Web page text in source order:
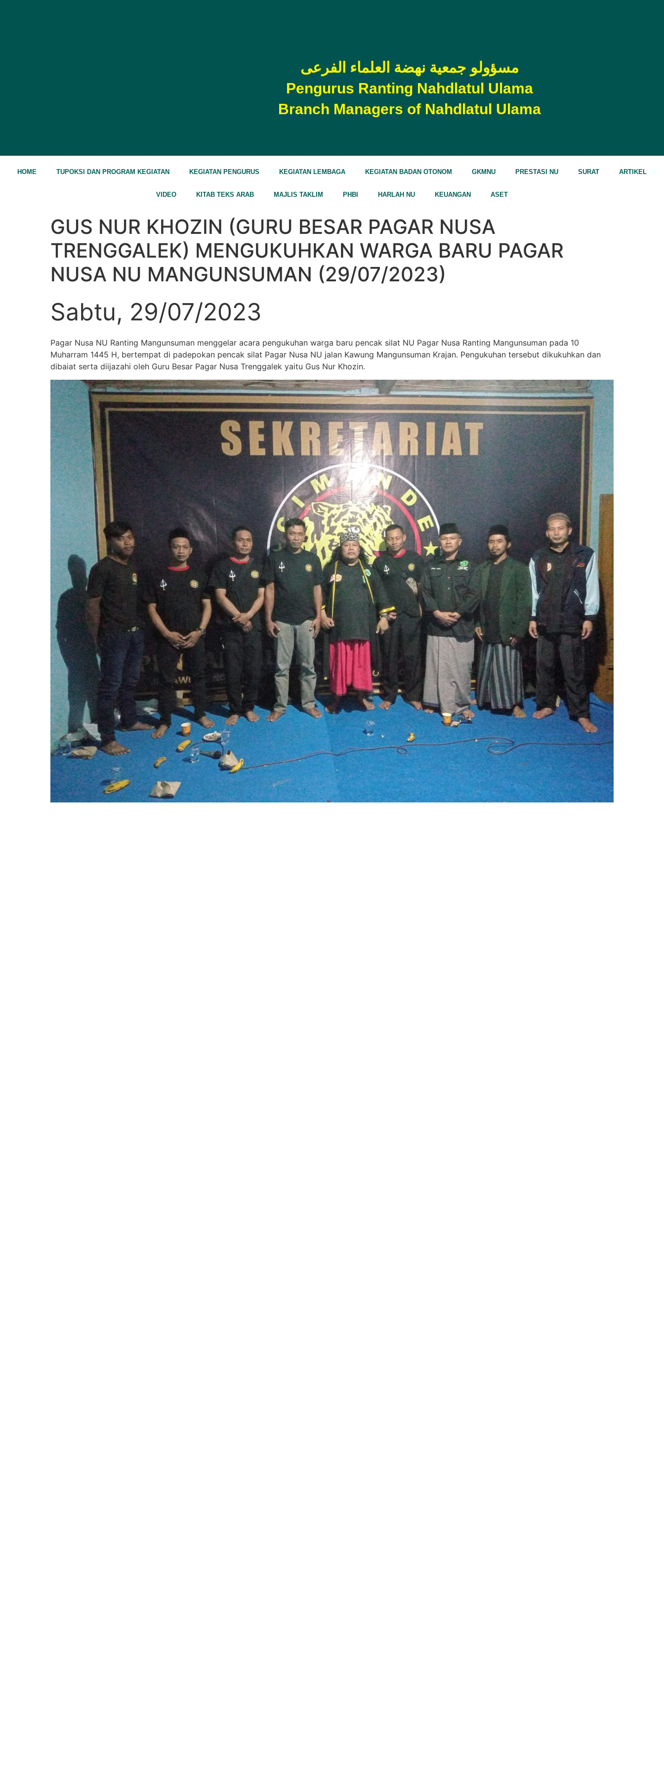
مسؤولو جمعية نهضة العلماء الفرعى
Pengurus Ranting Nahdlatul Ulama
Branch Managers of Nahdlatul Ulama
HOME TUPOKSI DAN PROGRAM KEGIATAN KEGIATAN PENGURUS KEGIATAN LEMBAGA KEGIATAN BADAN OTONOM GKMNU PRESTASI NU SURAT ARTIKEL
VIDEO KITAB TEKS ARAB MAJLIS TAKLIM PHBI HARLAH NU KEUANGAN ASET
GUS NUR KHOZIN (GURU BESAR PAGAR NUSA
TRENGGALEK) MENGUKUHKAN WARGA BARU PAGAR
NUSA NU MANGUNSUMAN (29/07/2023)
Sabtu, 29/07/2023
Pagar Nusa NU Ranting Mangunsuman menggelar acara pengukuhan warga baru pencak silat NU Pagar Nusa Ranting Mangunsuman pada 10
Muharram 1445 H, bertempat di padepokan pencak silat Pagar Nusa NU jalan Kawung Mangunsuman Krajan. Pengukuhan tersebut dikukuhkan dan
dibaiat serta diijazahi oleh Guru Besar Pagar Nusa Trenggalek yaitu Gus Nur Khozin.